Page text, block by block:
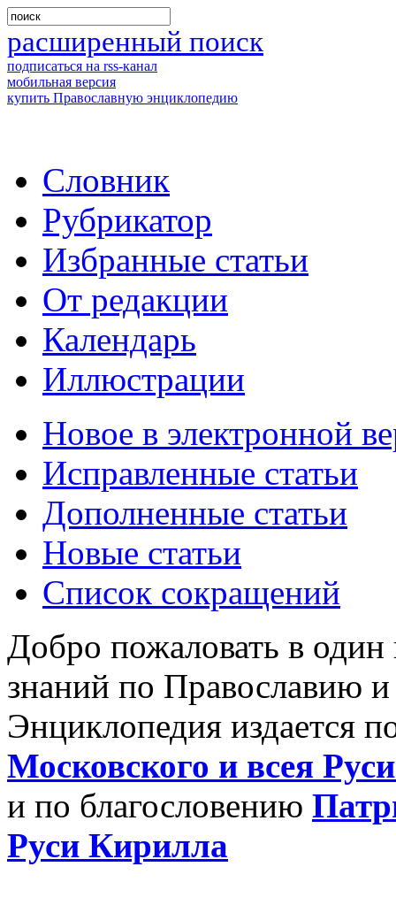
расширенный поиск
подписаться на rss-канал
мобильная версия
купить Православную энциклопедию
Словник
Рубрикатор
Избранные статьи
От редакции
Календарь
Иллюстрации
Новое в электронной
Исправленные статьи
Дополненные статьи
Новые статьи
Список сокращений
Добро пожаловать в
знаний по Православию
Энциклопедия издается
Московского и всея
и по благословению
Руси Кирилла